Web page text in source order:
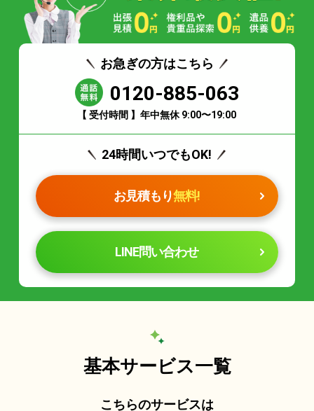
お急ぎの方はこちら
0120-885-063
【 受付時間 】年中無休 9:00〜19:00
24時間いつでもOK!
お見積もり無料!
LINE問い合わせ
基本サービス一覧
こちらのサービスは